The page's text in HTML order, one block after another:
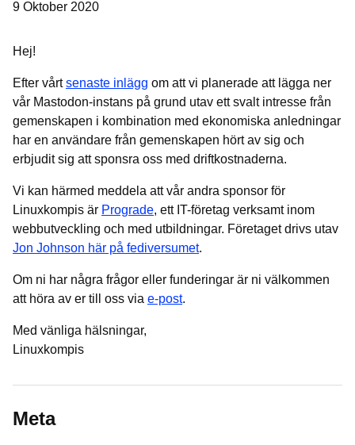
9 Oktober 2020
Hej!
Efter vårtsenaste inlägg om att vi planerade att lägga ner
vår Mastodon-instans på grund utav ett svalt intresse från
gemenskapen i kombination med ekonomiska anledningar
har en användare från gemenskapen hört av sig och
erbjudit sig att sponsra oss med driftkostnaderna.
Vi kan härmed meddela att vår andra sponsor för
Linuxkompis är Prograde, ett IT-företag verksamt inom
webbutveckling och med utbildningar. Företaget drivs utav
Jon Johnson här på fediversumet.
Om ni har några frågor eller funderingar är ni välkommen
att höra av er till oss via e-post.
Med vänliga hälsningar,
Linuxkompis
Meta